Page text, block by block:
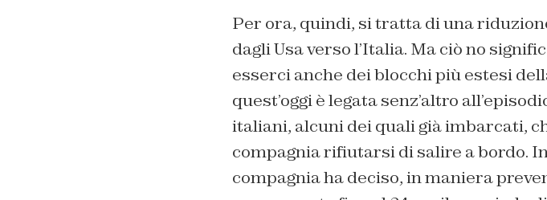
Per ora, quindi, si tratta di una
dagli Usa verso l’Italia. Ma ciò no
esserci anche dei blocchi più estesi
quest’oggi è legata senz’altro
italiani, alcuni dei quali già imbarcati,
compagnia rifiutarsi di salire a bordo.
compagnia ha deciso, in maniera